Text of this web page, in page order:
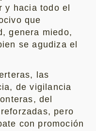
y hacia todo el
que
genera miedo,
se agudiza el
las
de vigilancia
del
pero
con promoción